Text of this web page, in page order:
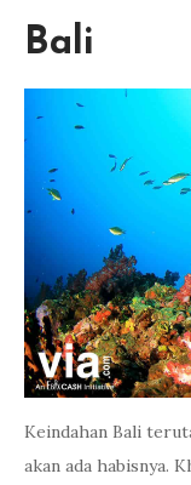
Bali
Keindahan Bali
akan ada habisnya.